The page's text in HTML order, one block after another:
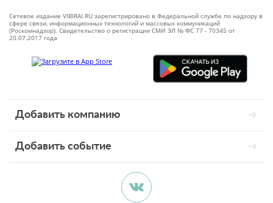
Сетевое издание VIBIRAI.RU зарегистрировано в Федеральной службе по надзору в
сфере связи, информационных технологий и массовых коммуникаций
(Роскомнадзор). Свидетельство о регистрации СМИ ЭЛ № ФС 77 - 70345 от
20.07.2017 года
Добавить компанию
Добавить событие